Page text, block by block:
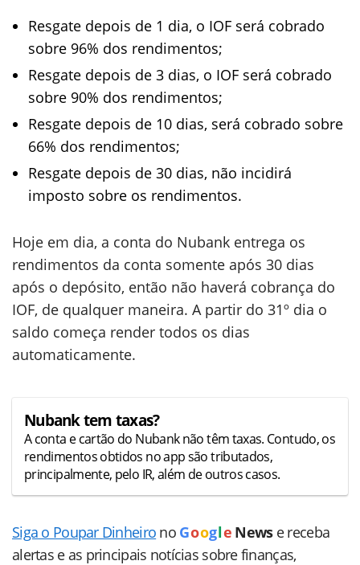
Resgate depois de 1 dia, o IOF será cobrado
sobre 96% dos rendimentos;
Resgate depois de 3 dias, o IOF será cobrado
sobre 90% dos rendimentos;
Resgate depois de 10 dias, será cobrado sobre
66% dos rendimentos;
Resgate depois de 30 dias, não incidirá
imposto sobre os rendimentos.
Hoje em dia, a conta do Nubank entrega os
rendimentos da conta somente após 30 dias
após o depósito, então não haverá cobrança do
IOF, de qualquer maneira. A partir do 31º dia o
saldo começa render todos os dias
automaticamente.
Nubank tem taxas?
A conta e cartão do Nubank não têm taxas. Contudo, os
rendimentos obtidos no app são tributados,
principalmente, pelo IR, além de outros casos.
Siga o Poupar Dinheiro no Goog le News e receba
alertas e as principais notícias sobre finanças,